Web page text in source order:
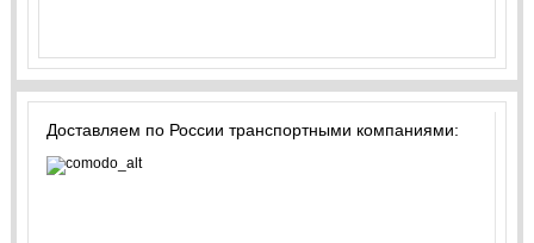
Доставляем по России транспортными компаниями: